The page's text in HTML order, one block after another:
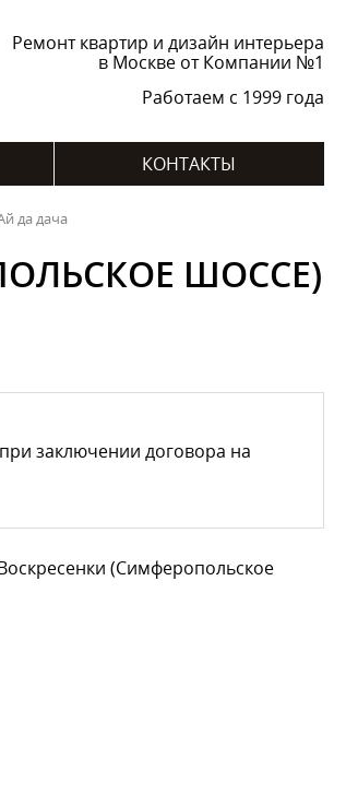
Ремонт квартир и дизайн интерьера
в Москве от Компании №1
Работаем с 1999 года
КОНТАКТЫ
да дача
ШОССЕ)
заключении договора на
(Симферопольское